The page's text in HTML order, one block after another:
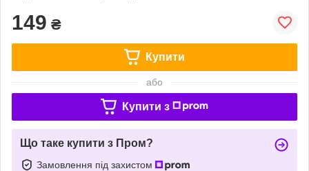
149 ₴
Купити
або
Купити з
Що таке купити з Пром?
Замовлення під захистом